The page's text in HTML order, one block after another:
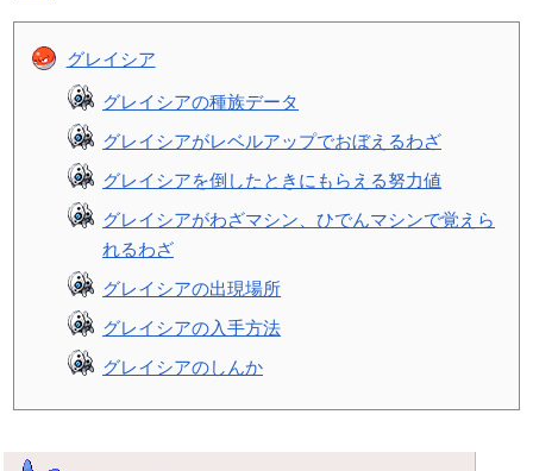
グレイシア
グレイシアの種族データ
グレイシアがレベルアップでおぼえるわざ
グレイシアを倒したときにもらえる努力値
グレイシアがわざマシン、ひでんマシンで覚えら
れるわざ
グレイシアの出現場所
グレイシアの入手方法
グレイシアのしんか